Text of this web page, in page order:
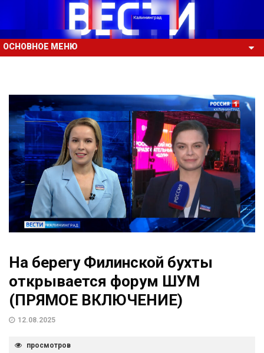
ОСНОВНОЕ МЕНЮ
На берегу Филинской бухты
открывается форум ШУМ
(ПРЯМОЕ ВКЛЮЧЕНИЕ)
12.08.2025
просмотров